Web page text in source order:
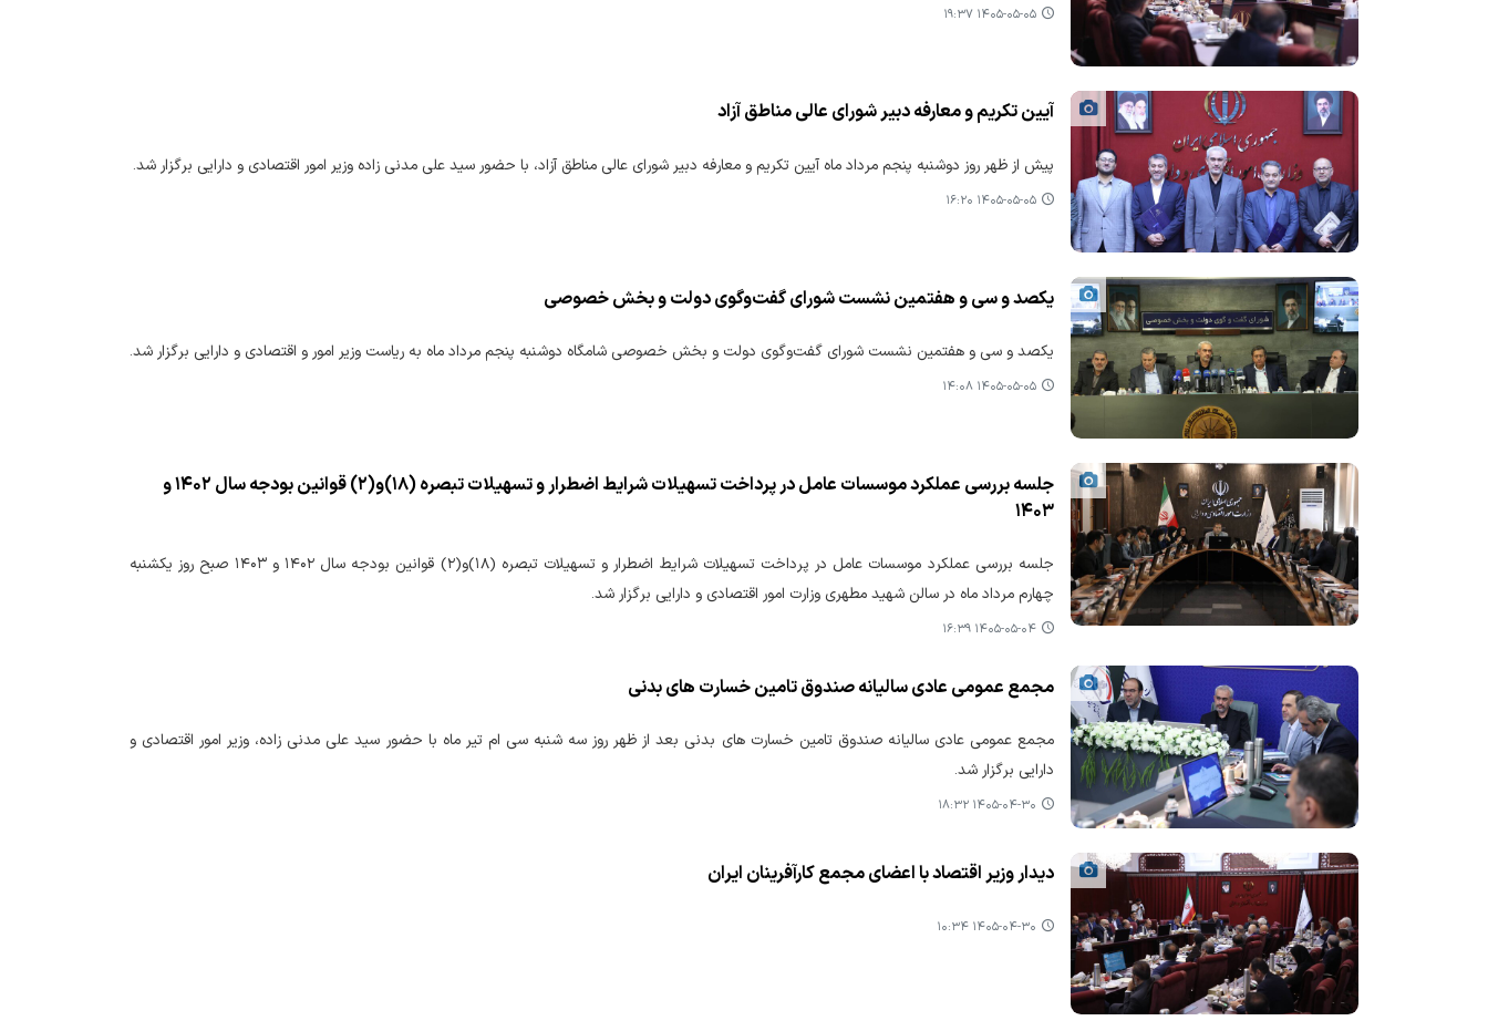
۱۴۰۵-۰۵-۰۵ ۱۹:۳۷
آیین تکریم و معارفه دبیر شورای عالی مناطق آزاد
پیش از ظهر روز دوشنبه پنجم مرداد ماه آیین تکریم و معارفه دبیر شورای عالی مناطق آزاد، با حضور سید علی مدنی زاده وزیر امور اقتصادی و دارایی برگزار شد.
۱۴۰۵-۰۵-۰۵ ۱۶:۲۰
یکصد و سی و هفتمین نشست شورای گفت‌وگوی دولت و بخش خصوصی
یکصد و سی و هفتمین نشست شورای گفت‌وگوی دولت و بخش خصوصی شامگاه دوشنبه پنجم مرداد ماه به ریاست وزیر امور و اقتصادی و دارایی برگزار شد.
۱۴۰۵-۰۵-۰۵ ۱۴:۰۸
جلسه بررسی عملکرد موسسات عامل در پرداخت تسهیلات شرایط اضطرار و تسهیلات تبصره (۱۸)و(۲) قوانین بودجه سال ۱۴۰۲ و
۱۴۰۳
جلسه بررسی عملکرد موسسات عامل در پرداخت تسهیلات شرایط اضطرار و تسهیلات تبصره (۱۸)و(۲) قوانین بودجه سال ۱۴۰۲ و ۱۴۰۳ صبح روز یکشنبه
چهارم مرداد ماه در سالن شهید مطهری وزارت امور اقتصادی و دارایی برگزار شد.
۱۴۰۵-۰۵-۰۴ ۱۶:۳۹
مجمع عمومی عادی سالیانه صندوق تامین خسارت های بدنی
مجمع عمومی عادی سالیانه صندوق تامین خسارت های بدنی بعد از ظهر روز سه شنبه سی ام تیر ماه با حضور سید علی مدنی زاده، وزیر امور اقتصادی و
دارایی برگزار شد.
۱۴۰۵-۰۴-۳۰ ۱۸:۳۲
دیدار وزیر اقتصاد با اعضای مجمع کارآفرینان ایران
۱۴۰۵-۰۴-۳۰ ۱۰:۳۴